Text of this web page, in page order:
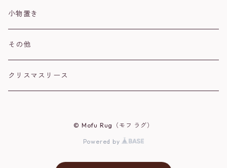
ウロコインコ
シマエナガ
スズメ
茶トラ
シルバー
肉球
ハート
オカメインコ
小物置き
その他
クリスマスリース
© Mofu Rug（モフ ラグ）
Powered by